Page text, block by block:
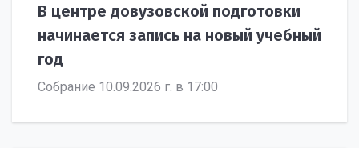
В центре довузовской подготовки
начинается запись на новый учебный
год
Собрание 10.09.2026 г. в 17:00